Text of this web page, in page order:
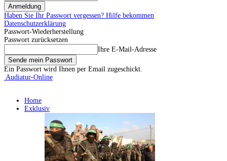
Haben Sie Ihr Passwort vergessen? Hilfe bekommen
Datenschutzerklärung
Passwort-Wiederherstellung
Passwort zurücksetzen
Ihre E-Mail-Adresse
Ein Passwort wird Ihnen per Email zugeschickt.
Audiatur-Online
Home
Exklusiv